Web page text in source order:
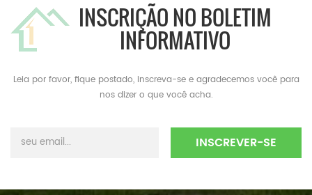
INSCRIÇÃO NO BOLETIM
INFORMATIVO
Leia por favor, fique postado, inscreva-se e agradecemos você para
nos dizer o que você acha.